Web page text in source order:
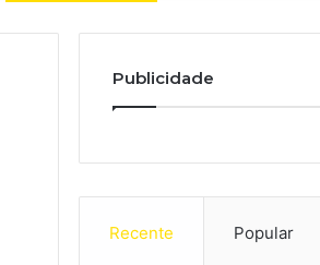
Publicidade
Recente Popular